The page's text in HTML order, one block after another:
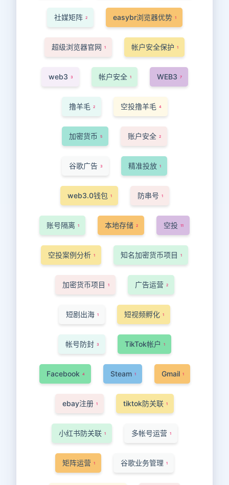
社媒矩阵 2 easybr浏览器优势 1
超级浏览器官网 1 帐户安全保护 1
web3 3 帐户安全 1 WEB3 7
撸羊毛 2 空投撸羊毛 4
加密货币 5 账户安全 2
谷歌广告 3 精准投放 1
web3.0钱包 1 防串号 1
账号隔离 1 本地存储 2 空投 11
空投案例分析 1 知名加密货币项目 1
加密货币项目 1 广告运营 2
短剧出海 1 短视频孵化 1
帐号防封 3 TikTok帐户 1
Facebook 4 Steam 1 Gmail 1
ebay注册 1 tiktok防关联 1
小红书防关联 1 多帐号运营 1
矩阵运营 1 谷歌业务管理 1